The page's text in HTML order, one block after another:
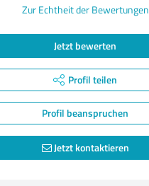
Zur Echtheit der Bewertungen
Jetzt bewerten
Profil teilen
Profil beanspruchen
Jetzt kontaktieren